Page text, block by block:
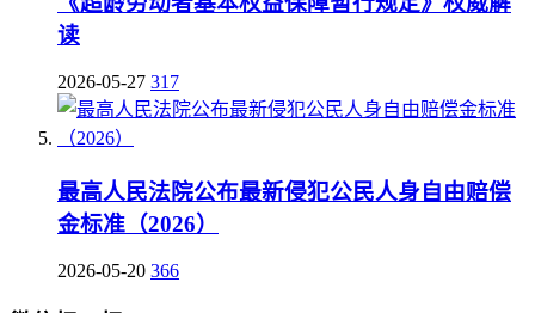
读
2026-05-27 317
最高人民法院公布最新侵犯公民人身自由赔偿
金标准（2026）
2026-05-20 366